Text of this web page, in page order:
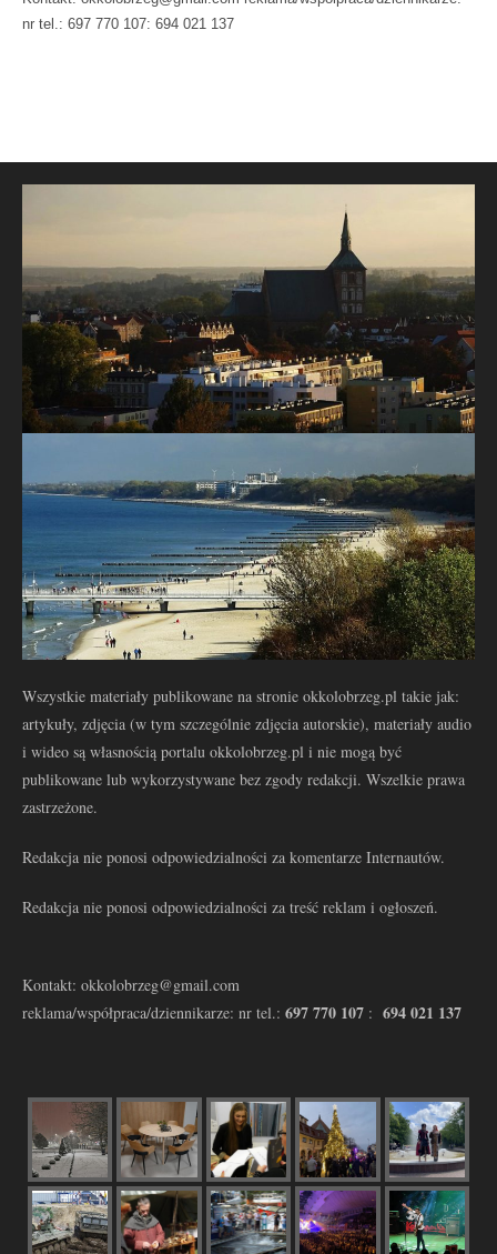
nr tel.: 697 770 107: 694 021 137
Wszystkie materiały publikowane na stronie okkolobrzeg.pl takie jak:
artykuły, zdjęcia (w tym szczególnie zdjęcia autorskie), materiały audio
i wideo są własnością portalu okkolobrzeg.pl i nie mogą być
publikowane lub wykorzystywane bez zgody redakcji. Wszelkie prawa
zastrzeżone.
Redakcja nie ponosi odpowiedzialności za komentarze Internautów.
Redakcja nie ponosi odpowiedzialności za treść reklam i ogłoszeń.
Kontakt: okkolobrzeg@gmail.com
reklama/współpraca/dziennikarze: nr tel.: 697 770 107 : 694 021 137